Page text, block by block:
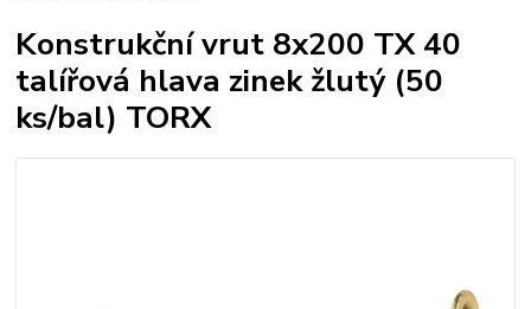
Konstrukční vrut 8x200 TX 40
talířová hlava zinek žlutý (50
ks/bal) TORX